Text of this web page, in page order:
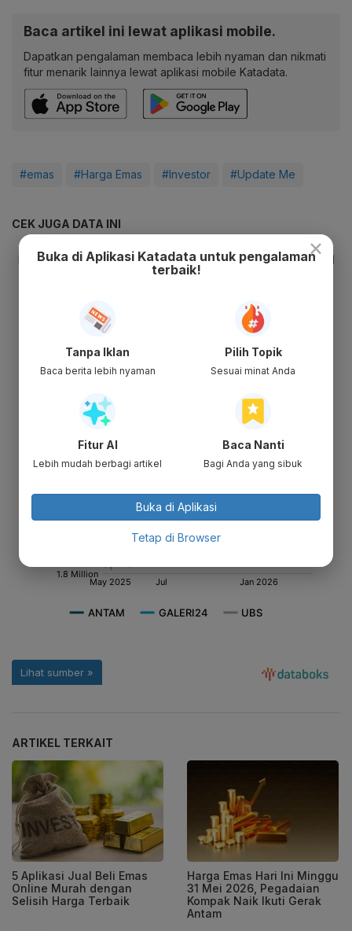
Baca artikel ini lewat aplikasi mobile.
Dapatkan pengalaman membaca lebih nyaman dan nikmati
fitur menarik lainnya lewat aplikasi mobile Katadata.
#emas #Harga Emas #Investor #Update Me
CEK JUGA DATA INI
ARTIKEL TERKAIT
5 Aplikasi Jual Beli Emas
Online Murah dengan
Selisih Harga Terbaik
Harga Emas Hari Ini Minggu
31 Mei 2026, Pegadaian
Kompak Naik Ikuti Gerak
Antam
×
Buka di Aplikasi Katadata untuk pengalaman
terbaik!
Tanpa Iklan
Baca berita lebih nyaman
Pilih Topik
Sesuai minat Anda
Fitur AI
Lebih mudah berbagi artikel
Baca Nanti
Bagi Anda yang sibuk
Buka di Aplikasi
Tetap di Browser